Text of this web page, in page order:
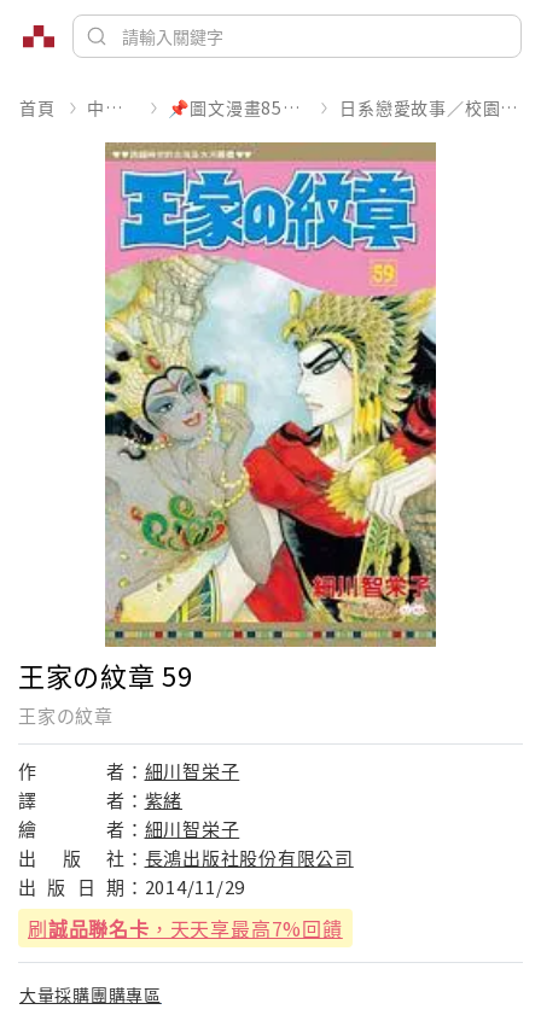
首頁 中文書 📌圖文漫畫85折起 日系戀愛故事／校園青春
王家の紋章 59
王家の紋章
作 者： 細川智栄子
譯
者： 紫緒
繪
者： 細川智栄子
出
版 社： 長鴻出版社股份有限公司
出 版 日 期： 2014/11/29
刷誠品聯名卡 ，天天享最高7%回饋
大量採購團購專區